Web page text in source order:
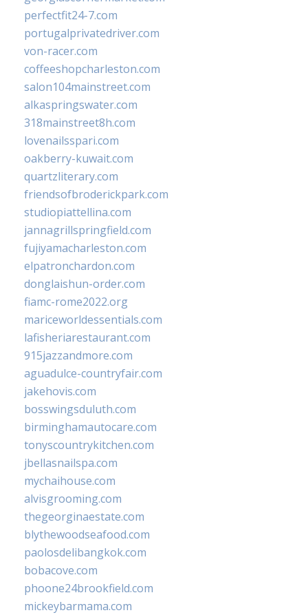
perfectfit24-7.com
portugalprivatedriver.com
von-racer.com
coffeeshopcharleston.com
salon104mainstreet.com
alkaspringswater.com
318mainstreet8h.com
lovenailsspari.com
oakberry-kuwait.com
quartzliterary.com
friendsofbroderickpark.com
studiopiattellina.com
jannagrillspringfield.com
fujiyamacharleston.com
elpatronchardon.com
donglaishun-order.com
fiamc-rome2022.org
mariceworldessentials.com
lafisheriarestaurant.com
915jazzandmore.com
aguadulce-countryfair.com
jakehovis.com
bosswingsduluth.com
birminghamautocare.com
tonyscountrykitchen.com
jbellasnailspa.com
mychaihouse.com
alvisgrooming.com
thegeorginaestate.com
blythewoodseafood.com
paolosdelibangkok.com
bobacove.com
phoone24brookfield.com
mickeybarmama.com